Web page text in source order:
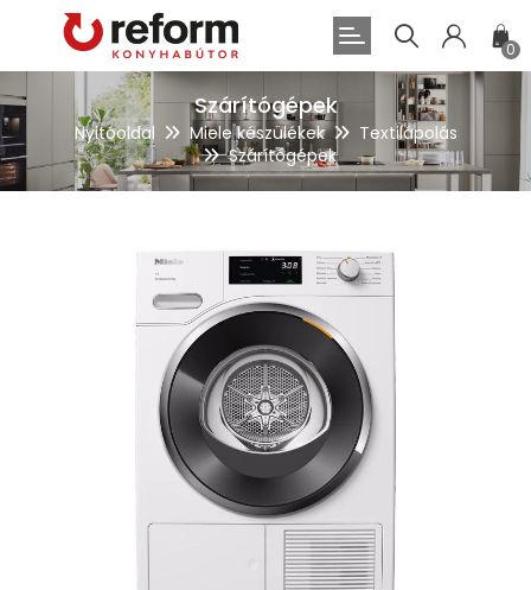
0
Szárítógépek
Nyitóoldal Miele készülékek
Textilápolás
Szárítógépek